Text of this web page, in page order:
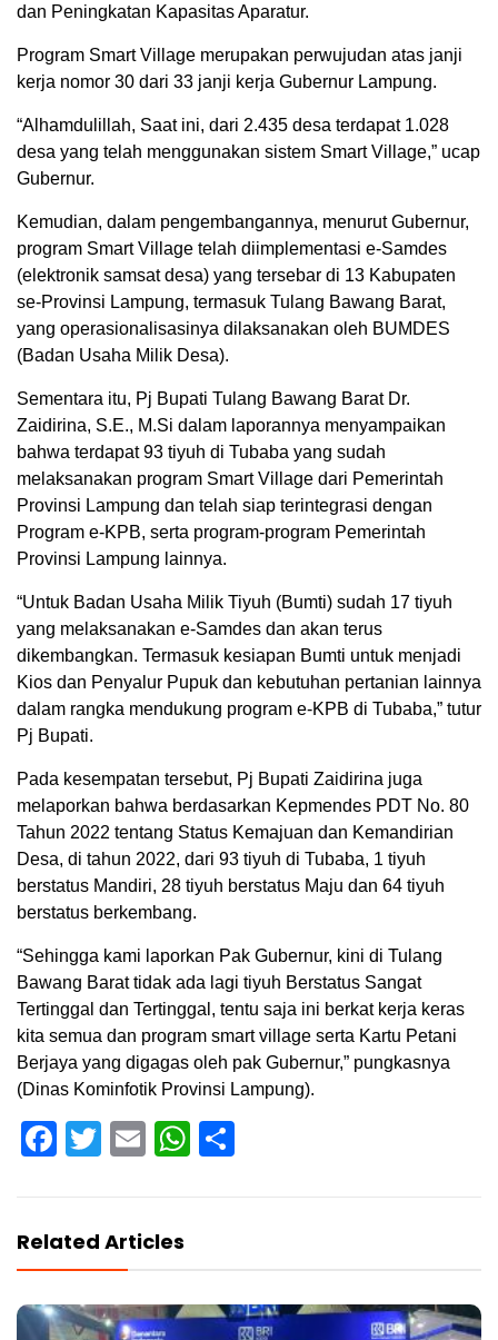
dan Peningkatan Kapasitas Aparatur.
Program Smart Village merupakan perwujudan atas janji
kerja nomor 30 dari 33 janji kerja Gubernur Lampung.
“Alhamdulillah, Saat ini, dari 2.435 desa terdapat 1.028
desa yang telah menggunakan sistem Smart Village,” ucap
Gubernur.
Kemudian, dalam pengembangannya, menurut Gubernur,
program Smart Village telah diimplementasi e-Samdes
(elektronik samsat desa) yang tersebar di 13 Kabupaten
se-Provinsi Lampung, termasuk Tulang Bawang Barat,
yang operasionalisasinya dilaksanakan oleh BUMDES
(Badan Usaha Milik Desa).
Sementara itu, Pj Bupati Tulang Bawang Barat Dr.
Zaidirina, S.E., M.Si dalam laporannya menyampaikan
bahwa terdapat 93 tiyuh di Tubaba yang sudah
melaksanakan program Smart Village dari Pemerintah
Provinsi Lampung dan telah siap terintegrasi dengan
Program e-KPB, serta program-program Pemerintah
Provinsi Lampung lainnya.
“Untuk Badan Usaha Milik Tiyuh (Bumti) sudah 17 tiyuh
yang melaksanakan e-Samdes dan akan terus
dikembangkan. Termasuk kesiapan Bumti untuk menjadi
Kios dan Penyalur Pupuk dan kebutuhan pertanian lainnya
dalam rangka mendukung program e-KPB di Tubaba,” tutur
Pj Bupati.
Pada kesempatan tersebut, Pj Bupati Zaidirina juga
melaporkan bahwa berdasarkan Kepmendes PDT No. 80
Tahun 2022 tentang Status Kemajuan dan Kemandirian
Desa, di tahun 2022, dari 93 tiyuh di Tubaba, 1 tiyuh
berstatus Mandiri, 28 tiyuh berstatus Maju dan 64 tiyuh
berstatus berkembang.
“Sehingga kami laporkan Pak Gubernur, kini di Tulang
Bawang Barat tidak ada lagi tiyuh Berstatus Sangat
Tertinggal dan Tertinggal, tentu saja ini berkat kerja keras
kita semua dan program smart village serta Kartu Petani
Berjaya yang digagas oleh pak Gubernur,” pungkasnya
(Dinas Kominfotik Provinsi Lampung).
Facebook
Twitter
EmailWhatsApp
Related Articles